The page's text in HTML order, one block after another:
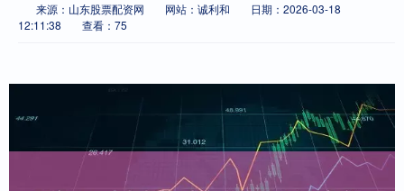
来源：山东股票配资网 网站：诚利和
日期：2026-03-18
12:11:38
查看：75